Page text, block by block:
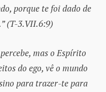
porque te foi dado de
(T-3.VII.6:9)
mas o Espírito
do ego, vê o mundo
para trazer-te para